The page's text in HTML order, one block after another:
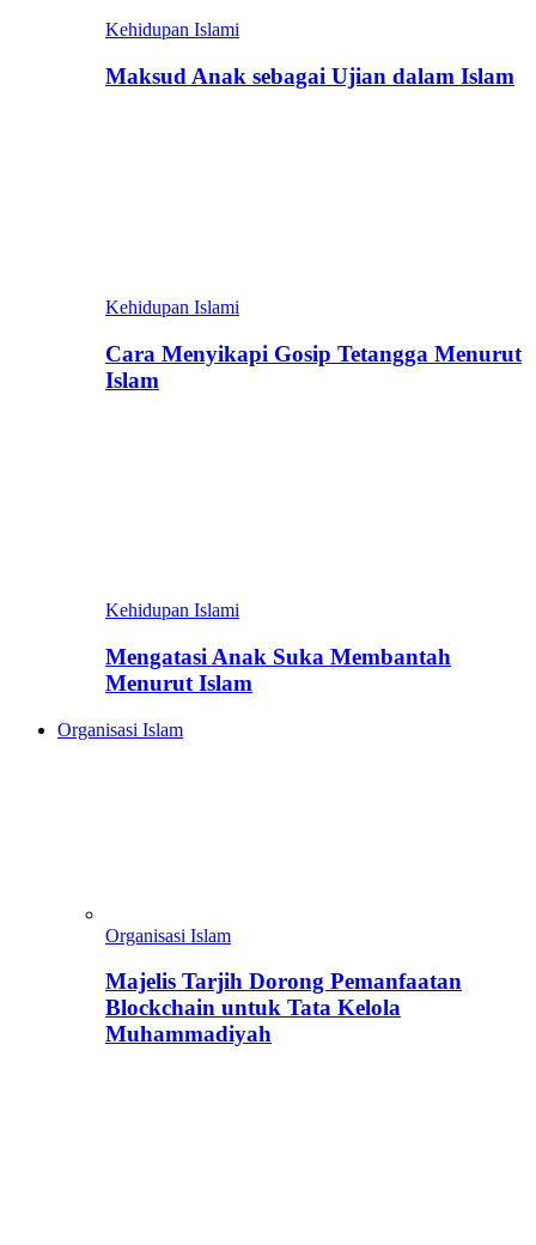
Kehidupan Islami
Maksud Anak sebagai Ujian dalam Islam
Kehidupan Islami
Cara Menyikapi Gosip Tetangga Menurut
Islam
Kehidupan Islami
Mengatasi Anak Suka Membantah
Menurut Islam
Organisasi Islam
Organisasi Islam
Majelis Tarjih Dorong Pemanfaatan
Blockchain untuk Tata Kelola
Muhammadiyah